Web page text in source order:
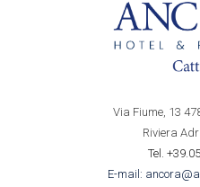
Via Fiume, 13
Riviera
Tel.
E-mail: